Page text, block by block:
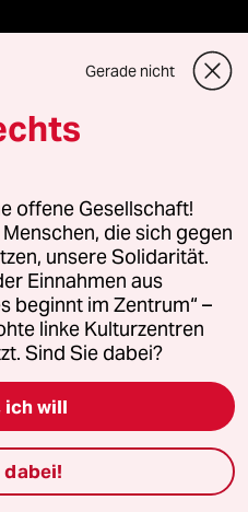
Gerade nicht
offene Gesellschaft!
die sich gegen
unsere Solidarität.
Einnahmen aus
beginnt im Zentrum“ –
linke Kulturzentren
Sind Sie dabei?
ich will
dabei!